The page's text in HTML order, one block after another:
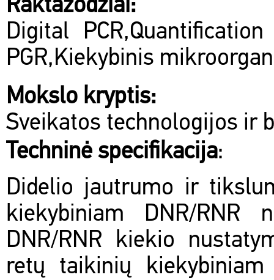
Raktažodžiai:
Digital
PGR,Kiekybinis
Mokslo kryptis:
Sveikatos technologijos ir
Techninė specifikacija:
Didelio jautrumo ir
kiekybiniam DNR/RNR
DNR/RNR kiekio
retų taikinių